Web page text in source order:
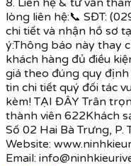
lòng liên hệ:📞 SĐT:
chi tiết và nhận hồ sơ
ý:Thông báo này thay
khách hàng đủ điều
giá theo đúng quy
tin chi tiết quý đối tác
kèm! TẠI ĐÂY Trân
thành viên 622Khách
Số 02 Hai Bà Trưng, P.
Website:
Email: